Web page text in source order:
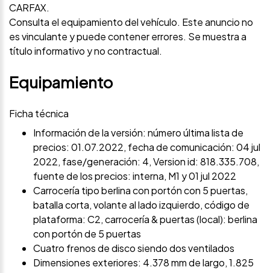
CARFAX.
Consulta el equipamiento del vehículo. Este anuncio no
es vinculante y puede contener errores. Se muestra a
título informativo y no contractual.
Equipamiento
Ficha técnica
Información de la versión: número última lista de
precios: 01.07.2022, fecha de comunicación: 04 jul
2022, fase/generación: 4, Version id: 818.335.708,
fuente de los precios: interna, M1 y 01 jul 2022
Carrocería tipo berlina con portón con 5 puertas,
batalla corta, volante al lado izquierdo, código de
plataforma: C2, carrocería & puertas (local): berlina
con portón de 5 puertas
Cuatro frenos de disco siendo dos ventilados
Dimensiones exteriores: 4.378 mm de largo, 1.825